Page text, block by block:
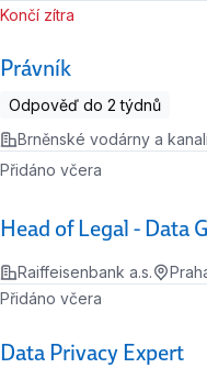
Právník
Končí zítra
Odpověď do 2 týdnů
Brněnské vodárny a
Head of Legal - Data
Přidáno včera
Raiffeisenbank a.s.
Data Privacy Expert
Přidáno včera